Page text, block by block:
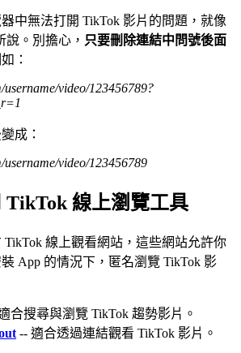
中無法打開 TikTok 影片的問題，就像
說。別擔心， 只要刪除連結中問號後面
：
video/123456789?
成：
video/123456789
TikTok 線上瀏覽工具
線上觀看網站，這些網站允許你
App 的情況下，匿名瀏覽 TikTok 影
合搜尋與瀏覽 TikTok 趨勢影片。
-- 適合透過連結觀看 TikTok 影片。